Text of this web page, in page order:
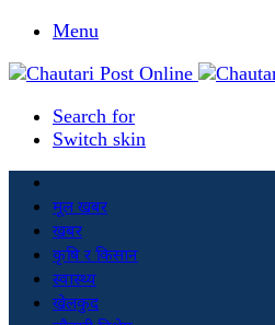
Menu
Search for
Switch skin
मूल खबर
खबर
कृषि र किसान
स्वास्थ्य
खेलकुद